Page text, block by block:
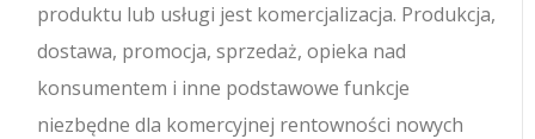
produktu lub usługi jest komercjalizacja. Produkcja,
dostawa, promocja, sprzedaż, opieka nad
konsumentem i inne podstawowe funkcje
niezbędne dla komercyjnej rentowności nowych